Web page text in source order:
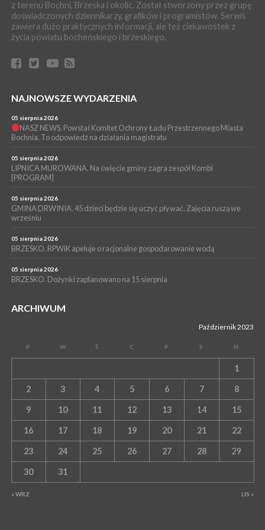
fikcyjny wypadek syna
WYDARZENIA
04 sierpnia 2026
BOCHNIA. Jechał bez zapiętych pasów i włączonych świateł.
Okazało się, że był pod wpływem amfetaminy
BOCHNIA. Dwaj ministrowie przyjechali do Chodenic, by
WYDARZENIA
03 sierpnia 2026
unieważnienia uchwały o nieudzieleniu absolutorium dla
Magdaleny Łacnej [WIDEO]
z terenu Bochni, Brzeska i okolic. Został stworzony przez grupę
doświadczonych dziennikarzy, grafików i programistów. Serwis
zawiera dużo praktycznych informacji, ale też ciekawostek z
życia powiatu bocheńskiego i brzeskiego.
NAJNOWSZE WYDARZENIA
05 sierpnia 2026
NASZ NEWS. Powstał Komitet Ochrony Ładu Przestrzennego Miasta
Bochnia. To odpowiedź na działania magistratu
05 sierpnia 2026
LIPNICA MUROWANA. Na święcie gminy zagra zespół Kombi
[PROGRAM]
05 sierpnia 2026
GMINA DRWINIA. 45 dzieci będzie się uczyć pływać. Zajęcia ruszą we
wrześniu
05 sierpnia 2026
BRZESKO. RPWiK apeluje o racjonalne gospodarowanie wodą
05 sierpnia 2026
BRZESKO. Dożynki zaplanowano na 15 sierpnia
ARCHIWUM
Październik 2023
P W Ś C P S N
« WRZ LIS »
1
2 3 4 5 6 7 8
9 10 11 12 13 14 15
16 17 18 19 20 21 22
23 24 25 26 27 28 29
30 31